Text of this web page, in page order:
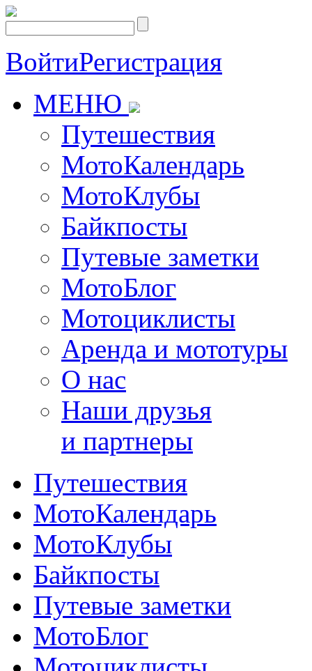
ВойтиРегистрация
МЕНЮ
Путешествия
МотоКалендарь
МотоКлубы
Байкпосты
Путевые заметки
МотоБлог
Мотоциклисты
Аренда и мототуры
О нас
Наши друзья
и партнеры
Путешествия
МотоКалендарь
МотоКлубы
Байкпосты
Путевые заметки
МотоБлог